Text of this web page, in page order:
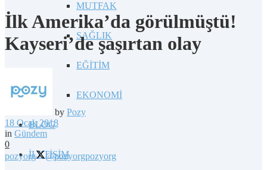
MUTFAK
SAĞLIK
EĞİTİM
EKONOMİ
BLOG
İLETİŞİM
İlk Amerika’da görülmüştü!
Kayseri’de şaşırtan olay
by Pozy
18 Ocak 2018
in Gündem
0
pozyorg
@pozyorgpozyorg